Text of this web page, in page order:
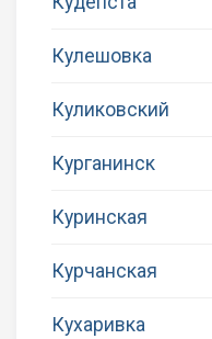
Кулешовка
Куликовский
Курганинск
Куринская
Курчанская
Кухаривка